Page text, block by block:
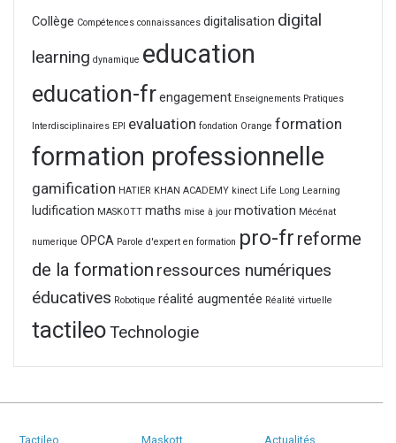
Collège Compétences connaissances digitalisation digital
learning dynamique education
education-frengagement Enseignements Pratiques
Interdisciplinaires EPI evaluation fondation Orange formation
formation professionnelle
gamification HATIER KHAN ACADEMY kinect Life Long Learning
ludification MASKOTT maths mise à jour motivation Mécénat
numerique OPCA Parole d'expert en formation pro-fr reforme
de la formation ressources numériques
éducatives Robotique réalité augmentée Réalité virtuelle
tactileoTechnologie
Tactileo Maskott Actualités